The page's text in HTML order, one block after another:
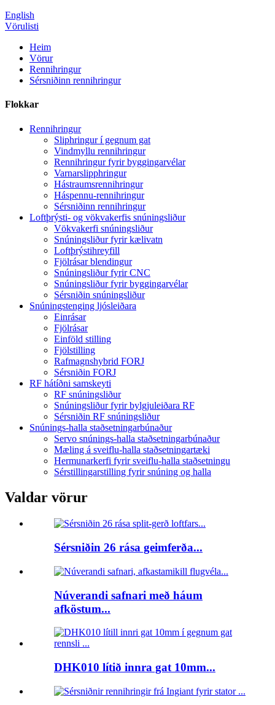
English
Vörulisti
Heim
Vörur
Rennihringur
Sérsniðinn rennihringur
Flokkar
Rennihringur
Sliphringur í gegnum gat
Vindmyllu rennihringur
Rennihringur fyrir byggingarvélar
Varnarslipphringur
Hástraumsrennihringur
Háspennu-rennihringur
Sérsniðinn rennihringur
Loftþrýsti- og vökvakerfis snúningsliður
Vökvakerfi snúningsliður
Snúningsliður fyrir kælivatn
Loftþrýstihreyfill
Fjölrásar blendingur
Snúningsliður fyrir CNC
Snúningsliður fyrir byggingarvélar
Sérsniðin snúningsliður
Snúningstenging ljósleiðara
Einrásar
Fjölrásar
Einföld stilling
Fjölstilling
Rafmagnshybrid FORJ
Sérsniðin FORJ
RF hátíðni samskeyti
RF snúningsliður
Snúningsliður fyrir bylgjuleiðara RF
Sérsniðin RF snúningsliður
Snúnings-halla staðsetningarbúnaður
Servo snúnings-halla staðsetningarbúnaður
Mæling á sveiflu-halla staðsetningartæki
Hermunarkerfi fyrir sveiflu-halla staðsetningu
Sérstillingarstilling fyrir snúning og halla
Valdar vörur
Sérsniðin 26 rása geimferða...
Núverandi safnari með háum
afköstum...
DHK010 lítið innra gat 10mm...